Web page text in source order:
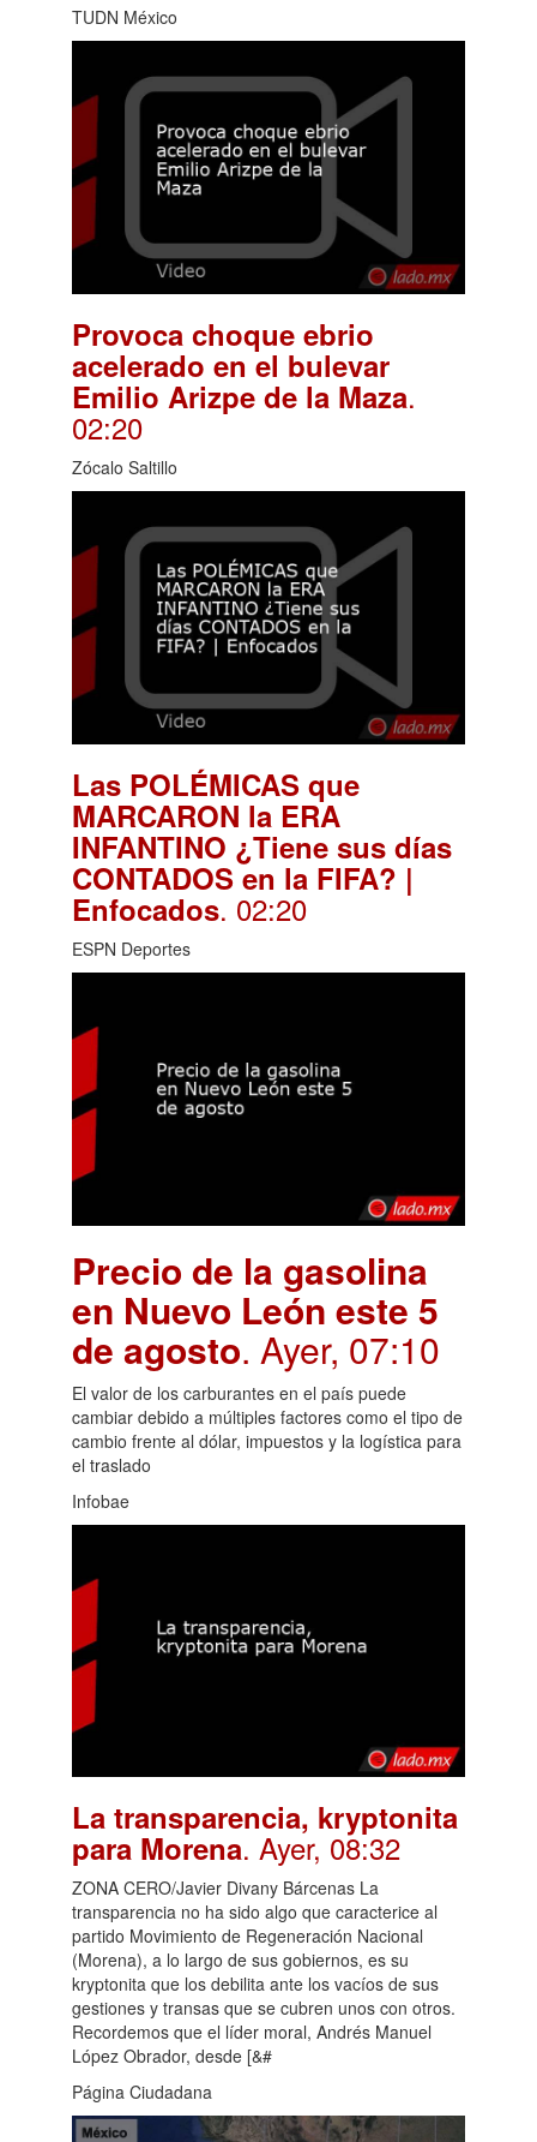
TUDN México
Provoca choque ebrio
acelerado en el bulevar
Emilio Arizpe de la Maza.
02:20
Zócalo Saltillo
Las POLÉMICAS que
MARCARON la ERA
INFANTINO ¿Tiene sus días
CONTADOS en la FIFA? |
Enfocados. 02:20
ESPN Deportes
Precio de la gasolina
en Nuevo León este 5
de agosto. Ayer, 07:10
El valor de los carburantes en el país puede
cambiar debido a múltiples factores como el tipo de
cambio frente al dólar, impuestos y la logística para
el traslado
Infobae
La transparencia, kryptonita
para Morena. Ayer, 08:32
ZONA CERO/Javier Divany Bárcenas La
transparencia no ha sido algo que caracterice al
partido Movimiento de Regeneración Nacional
(Morena), a lo largo de sus gobiernos, es su
kryptonita que los debilita ante los vacíos de sus
gestiones y transas que se cubren unos con otros.
Recordemos que el líder moral, Andrés Manuel
López Obrador, desde [&#
Página Ciudadana